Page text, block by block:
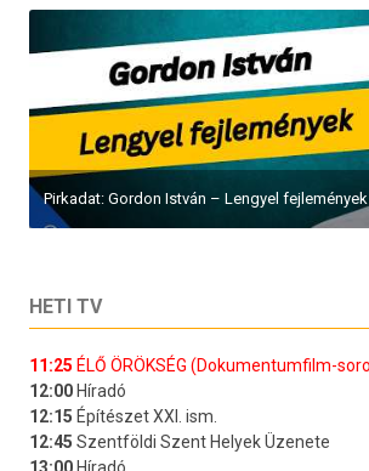
Pirkadat: Gordon István – Lengyel fejlemények
HETI TV